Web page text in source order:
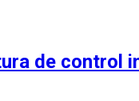
de control